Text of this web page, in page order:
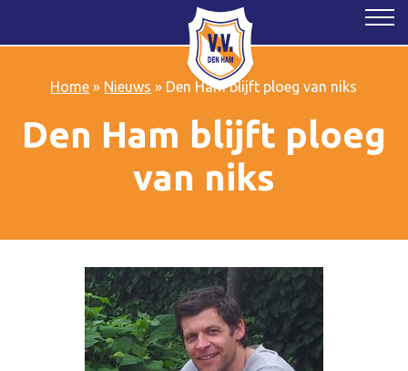
Home » Nieuws » Den Ham blijft ploeg van niks
Den Ham blijft ploeg
van niks